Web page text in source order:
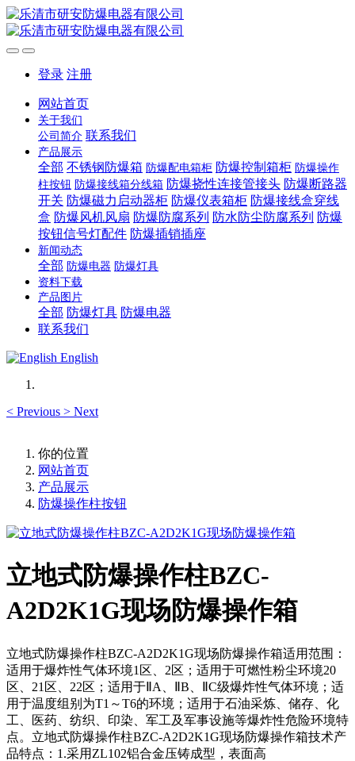
登录 注册
网站首页
关于我们
公司简介 联系我们
产品展示
全部 不锈钢防爆箱 防爆配电箱柜 防爆控制箱柜 防爆操作
柱按钮 防爆接线箱分线箱 防爆挠性连接管接头 防爆断路器
开关 防爆磁力启动器柜 防爆仪表箱柜 防爆接线盒穿线
盒 防爆风机风扇 防爆防腐系列 防水防尘防腐系列 防爆
按钮信号灯配件 防爆插销插座
新闻动态
全部 防爆电器 防爆灯具
资料下载
产品图片
全部 防爆灯具 防爆电器
联系我们
English
< Previous > Next
你的位置
网站首页
产品展示
防爆操作柱按钮
立地式防爆操作柱BZC-
A2D2K1G现场防爆操作箱
立地式防爆操作柱BZC-A2D2K1G现场防爆操作箱适用范围：
适用于爆炸性气体环境1区、2区；适用于可燃性粉尘环境20
区、21区、22区；适用于ⅡA、ⅡB、ⅡC级爆炸性气体环境；适
用于温度组别为T1～T6的环境；适用于石油采炼、储存、化
工、医药、纺织、印染、军工及军事设施等爆炸性危险环境特
点。立地式防爆操作柱BZC-A2D2K1G现场防爆操作箱技术产
品特点：1.采用ZL102铝合金压铸成型，表面高